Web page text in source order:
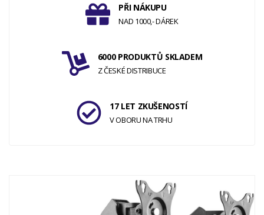
PŘI NÁKUPU
NAD 1000,- DÁREK
6000 PRODUKTŮ SKLADEM
Z ČESKÉ DISTRIBUCE
17 LET ZKUŠENOSTÍ
V OBORU NA TRHU